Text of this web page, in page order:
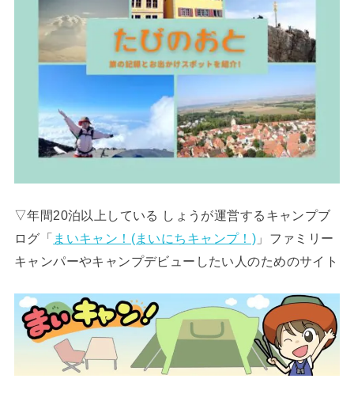
▽年間20泊以上している しょうが運営するキャンプブ
ログ「 まいキャン！(まいにちキャンプ！) 」ファミリー
キャンパーやキャンプデビューしたい人のためのサイト